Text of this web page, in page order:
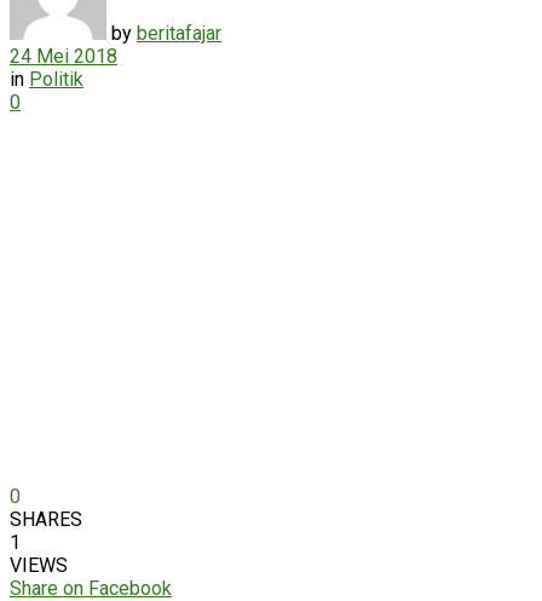
by beritafajar
24 Mei 2018
in Politik
0
0
SHARES
1
VIEWS
Share on Facebook